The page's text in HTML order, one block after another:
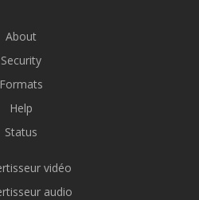
About
Security
Formats
Help
Status
vidéo
audio